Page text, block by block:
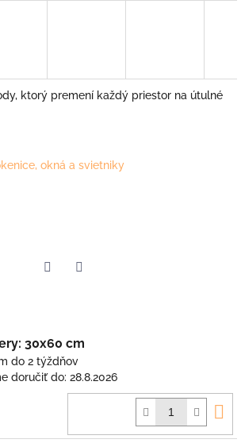
ktorý premení každý priestor na útulné
okná a svietniky
30x60 cm
do 2 týždňov
doručiť do: 28.8.2026